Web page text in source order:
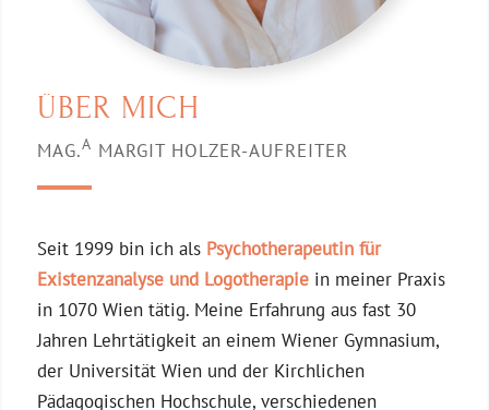
ÜBER MICH
MAG.A MARGIT HOLZER-AUFREITER
Seit 1999 bin ich als Psychotherapeutin für
Existenzanalyse und Logotherapiein meiner Praxis
in 1070 Wien tätig. Meine Erfahrung aus fast 30
Jahren Lehrtätigkeit an einem Wiener Gymnasium,
der Universität Wien und der Kirchlichen
Pädagogischen Hochschule, verschiedenen